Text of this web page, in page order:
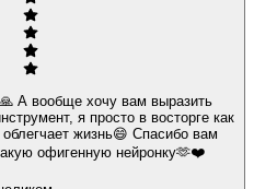
я просто в восторге как
жизнь😄 Спасибо вам
офигенную нейронку🫶❤️